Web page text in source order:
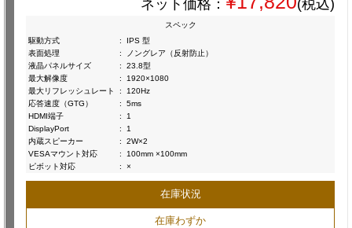
ネット価格： (税込)
スペック
駆動方式
:
IPS 型
表面処理
:
ノングレア（反射防止）
液晶パネルサイズ
:
23.8型
最大解像度
:
1920×1080
最大リフレッシュレート
:
120Hz
応答速度（GTG）
:
5ms
HDMI端子
:
1
DisplayPort
:
1
内蔵スピーカー
:
2W×2
VESAマウント対応
:
100mm ×100mm
ピボット対応
: ×
在庫状況
在庫わずか